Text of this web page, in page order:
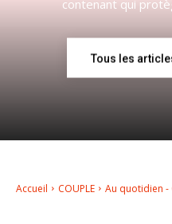
contenant qui
Tous les
Accueil COUPLE Au quotidien -